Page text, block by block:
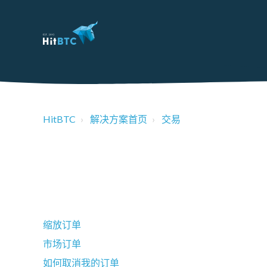
HitBTC 解决方案首页 交易
缩放订单
市场订单
如何取消我的订单